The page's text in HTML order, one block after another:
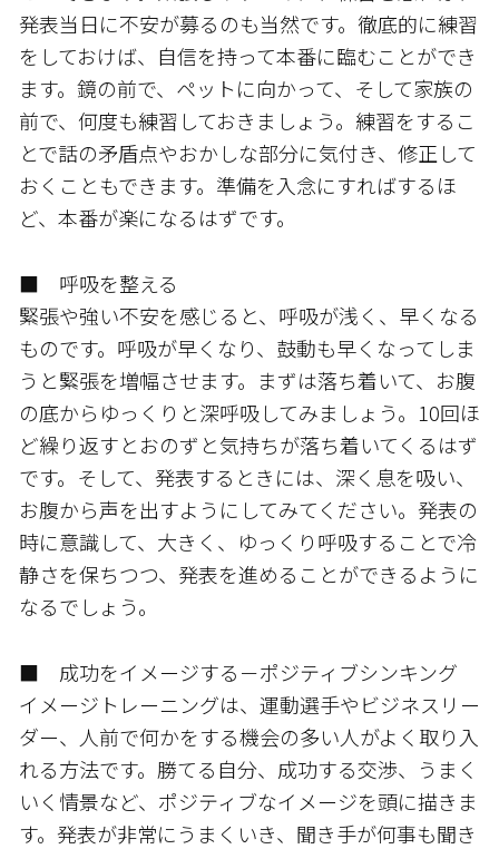
発表当日に不安が募るのも当然です。徹底的に練習
をしておけば、自信を持って本番に臨むことができ
ます。鏡の前で、ペットに向かって、そして家族の
前で、何度も練習しておきましょう。練習をするこ
とで話の矛盾点やおかしな部分に気付き、修正して
おくこともできます。準備を入念にすればするほ
ど、本番が楽になるはずです。
■ 呼吸を整える
緊張や強い不安を感じると、呼吸が浅く、早くなる
ものです。呼吸が早くなり、鼓動も早くなってしま
うと緊張を増幅させます。まずは落ち着いて、お腹
の底からゆっくりと深呼吸してみましょう。10回ほ
ど繰り返すとおのずと気持ちが落ち着いてくるはず
です。そして、発表するときには、深く息を吸い、
お腹から声を出すようにしてみてください。発表の
時に意識して、大きく、ゆっくり呼吸することで冷
静さを保ちつつ、発表を進めることができるように
なるでしょう。
■ 成功をイメージする－ポジティブシンキング
イメージトレーニングは、運動選手やビジネスリー
ダー、人前で何かをする機会の多い人がよく取り入
れる方法です。勝てる自分、成功する交渉、うまく
いく情景など、ポジティブなイメージを頭に描きま
す。発表が非常にうまくいき、聞き手が何事も聞き